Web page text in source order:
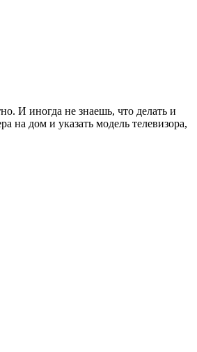
И иногда не знаешь, что делать и
на дом и указать модель телевизора,